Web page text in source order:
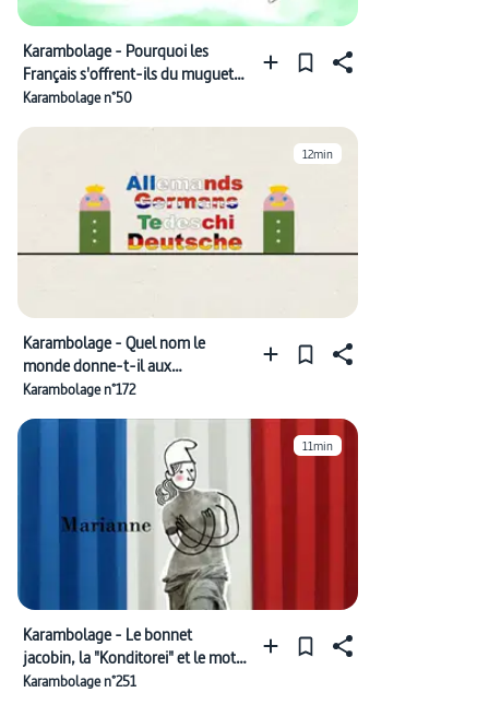
Karambolage - Pourquoi les
Français s'offrent-ils du muguet
le 1er Mai ?
Karambolage n°50
12min
Karambolage - Quel nom le
monde donne-t-il aux
"Allemands" ?
Karambolage n°172
11min
Karambolage - Le bonnet
jacobin, la "Konditorei" et le mot
"krass"
Karambolage n°251